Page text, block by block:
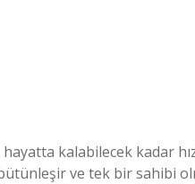
kalabilecek kadar
ve tek bir sahibi